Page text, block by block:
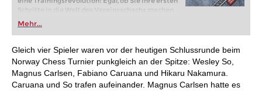
Schritte in die Welt des Vereinsschachs machen
oder bereits auf Turnierniveau spielen: Mit
FRITZ trainieren Sie effizienter, intelligenter und
individueller als je zuvor.
Mehr...
Gleich vier Spieler waren vor der heutigen Schlussrunde beim
Norway Chess Turnier punkgleich an der Spitze: Wesley So,
Magnus Carlsen, Fabiano Caruana und Hikaru Nakamura.
Caruana und So trafen aufeinander. Magnus Carlsen hatte es